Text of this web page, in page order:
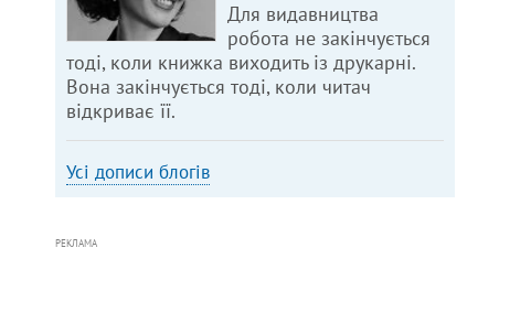
Для видавництва
робота не закінчується
тоді, коли книжка виходить із друкарні.
Вона закінчується тоді, коли читач
відкриває її.
Усі дописи блогів
РЕКЛАМА